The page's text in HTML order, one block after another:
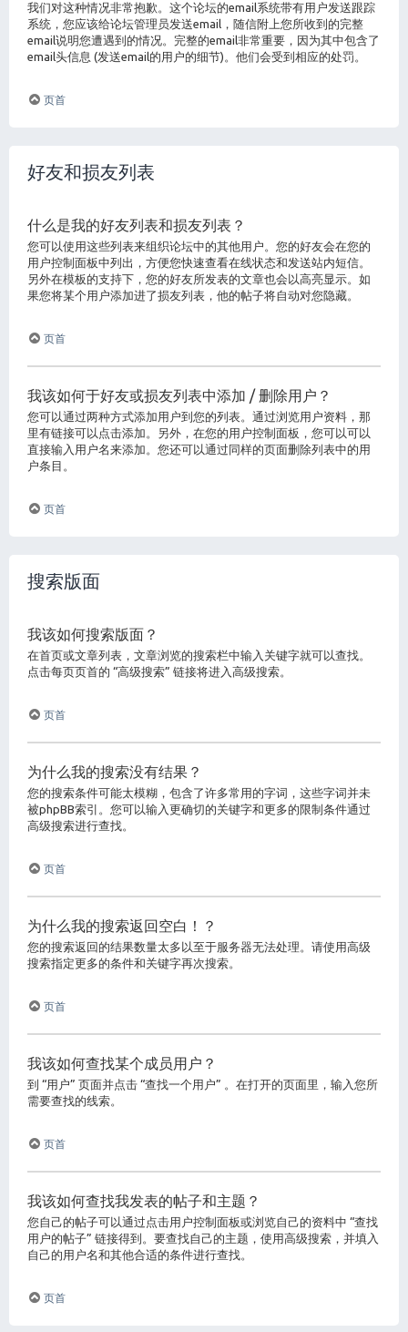
我们对这种情况非常抱歉。这个论坛的email系统带有用户发送跟踪
系统，您应该给论坛管理员发送email，随信附上您所收到的完整
email说明您遭遇到的情况。完整的email非常重要，因为其中包含了
email头信息 (发送email的用户的细节)。他们会受到相应的处罚。
页首
好友和损友列表
什么是我的好友列表和损友列表？
您可以使用这些列表来组织论坛中的其他用户。您的好友会在您的
用户控制面板中列出，方便您快速查看在线状态和发送站内短信。
另外在模板的支持下，您的好友所发表的文章也会以高亮显示。如
果您将某个用户添加进了损友列表，他的帖子将自动对您隐藏。
页首
我该如何于好友或损友列表中添加 / 删除用户？
您可以通过两种方式添加用户到您的列表。通过浏览用户资料，那
里有链接可以点击添加。另外，在您的用户控制面板，您可以可以
直接输入用户名来添加。您还可以通过同样的页面删除列表中的用
户条目。
页首
搜索版面
我该如何搜索版面？
在首页或文章列表，文章浏览的搜索栏中输入关键字就可以查找。
点击每页页首的 “高级搜索” 链接将进入高级搜索。
页首
为什么我的搜索没有结果？
您的搜索条件可能太模糊，包含了许多常用的字词，这些字词并未
被phpBB索引。您可以输入更确切的关键字和更多的限制条件通过
高级搜索进行查找。
页首
为什么我的搜索返回空白！？
您的搜索返回的结果数量太多以至于服务器无法处理。请使用高级
搜索指定更多的条件和关键字再次搜索。
页首
我该如何查找某个成员用户？
到 “用户” 页面并点击 “查找一个用户” 。在打开的页面里，输入您所
需要查找的线索。
页首
我该如何查找我发表的帖子和主题？
您自己的帖子可以通过点击用户控制面板或浏览自己的资料中 “查找
用户的帖子” 链接得到。要查找自己的主题，使用高级搜索，并填入
自己的用户名和其他合适的条件进行查找。
页首